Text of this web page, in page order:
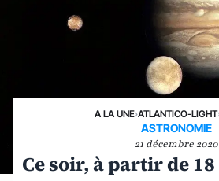
A LA UNE›ATLANTICO-LIGHT
ASTRONOMIE
21 décembre 2020
Ce soir, à partir de 18